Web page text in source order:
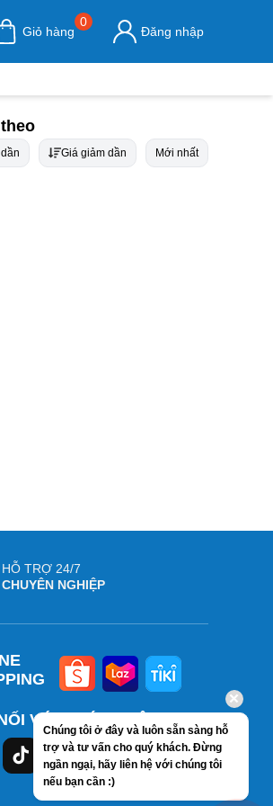
Giỏ hàng
0
Đăng nhập
Giá giảm dần Mới nhất
HỖ TRỢ 24/7
CHUYÊN NGHIỆP
VỚI CHÚNG TÔI
Chúng tôi ở đây và luôn sẵn sàng hỗ
trợ và tư vấn cho quý khách. Đừng
ngần ngại, hãy liên hệ với chúng tôi
nếu bạn cần :)